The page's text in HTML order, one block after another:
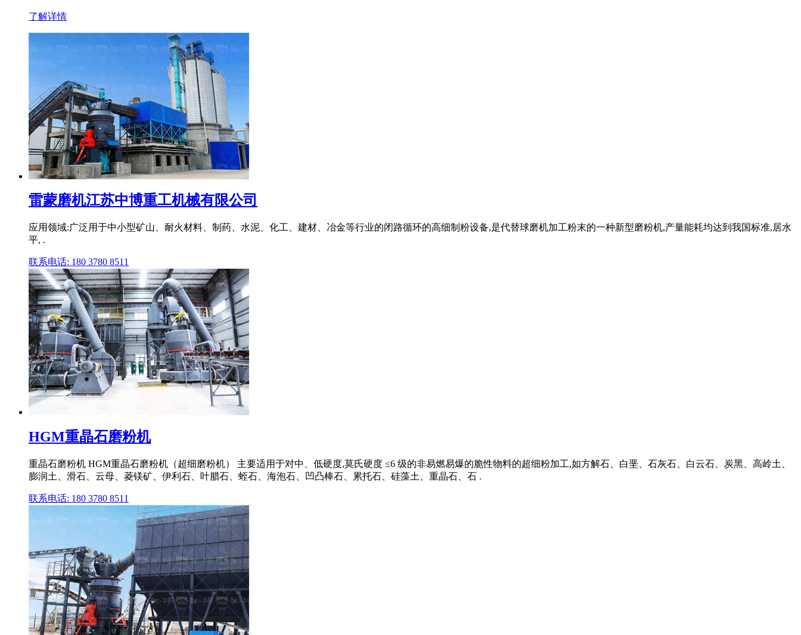
了解详情
雷蒙磨机江苏中博重工机械有限公司
应用领域:广泛用于中小型矿山、耐火材料、制药、水泥、化工、建材、冶金等行业的闭路循环的高细制粉设备,是代替球磨机加工粉末的一种新型磨粉机,产量能耗均达到我国标准,居水
平, .
联系电话: 180 3780 8511
HGM重晶石磨粉机
重晶石磨粉机 HGM重晶石磨粉机（超细磨粉机） 主要适用于对中、低硬度,莫氏硬度 ≤6 级的非易燃易爆的脆性物料的超细粉加工,如方解石、白垩、石灰石、白云石、炭黑、高岭土、
膨润土、滑石、云母、菱镁矿、伊利石、叶腊石、蛭石、海泡石、凹凸棒石、累托石、硅藻土、重晶石、石 .
联系电话: 180 3780 8511